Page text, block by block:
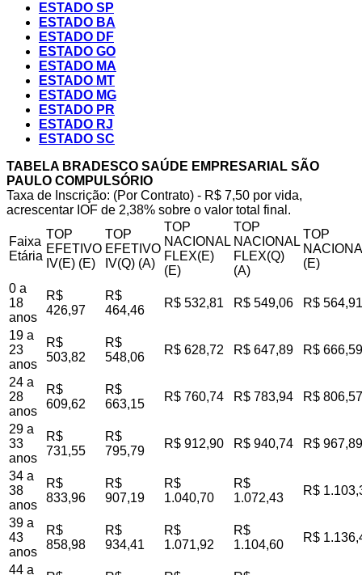
ESTADO SP
ESTADO BA
ESTADO DF
ESTADO GO
ESTADO MA
ESTADO MT
ESTADO MG
ESTADO PR
ESTADO RJ
ESTADO SC
TABELA BRADESCO SAÚDE EMPRESARIAL SÃO
PAULO COMPULSÓRIO
Taxa de Inscrição: (Por Contrato) - R$ 7,50 por vida,
acrescentar IOF de 2,38% sobre o valor total final.
Faixa
Etária
TOP
EFETIVO
IV(E) (E)
TOP
EFETIVO
IV(Q) (A)
TOP
NACIONAL
FLEX(E)
(E)
TOP
NACIONAL
FLEX(Q)
(A)
TOP
(E)
0 a
18
anos
R$
426,97
R$
464,46
R$ 532,81 R$ 549,06 R$ 564,91
19 a
23
anos
R$
503,82
R$
548,06
R$ 628,72 R$ 647,89 R$ 666,59
24 a
28
anos
R$
609,62
R$
663,15
R$ 760,74 R$ 783,94 R$ 806,57
29 a
33
anos
R$
731,55
R$
795,79
R$ 912,90 R$ 940,74 R$ 967,89
34 a
38
anos
R$
833,96
R$
907,19
R$
1.040,70
R$
1.072,43
R$
39 a
43
anos
R$
858,98
R$
934,41
R$
1.071,92
R$
1.104,60
R$
44 a